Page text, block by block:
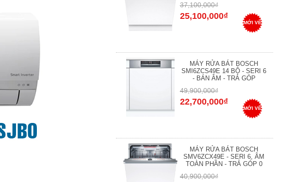
37,100,000₫
25,100,000₫
MỚI VỀ
MÁY RỬA BÁT BOSCH
SMI6ZCS49E 14 BỘ - SERI 6
- BÁN ÂM - TRẢ GÓP
49,900,000₫
22,700,000₫
MỚI VỀ
MÁY RỬA BÁT BOSCH
SMV6ZCX49E - SERI 6, ÂM
TOÀN PHẦN - TRẢ GÓP 0
40,900,000₫